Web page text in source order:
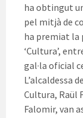
ha obtingut
pel mitjà de
ha premiat la
‘Cultura’,
gal·la oficial
L’alcaldessa
Cultura, Raül
Falomir, van